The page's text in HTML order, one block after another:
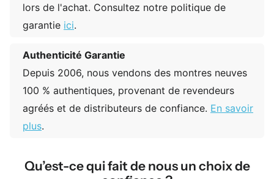
lors de l'achat. Consultez notre politique de
garantie ici.
Authenticité Garantie
Depuis 2006, nous vendons des montres neuves
100 % authentiques, provenant de revendeurs
agréés et de distributeurs de confiance. En savoir
plus.
Qu’est-ce qui fait de nous un choix de